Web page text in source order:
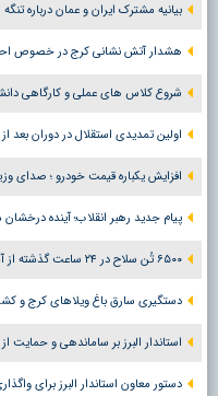
بیانیه مشترک ایران و عمان درباره
هشدار آتش نشانی کرج در خصوص
شروع کلاس های عملی و کارگاهی
اولین تمدیدی استقلال در دوران
افزایش یکباره قیمت خودرو ؛ صدای
پیام جدید رهبر انقلاب؛ آینده
۶۵۰۰ تُن سلاح در ۲۴ ساعت گذشته از آمریکا به اسرائیل ارسال شد
دستگیری سارق باغ ویلاهای کرج و کشف ۵۶ فقره
استاندار البرز بر ساماندهی و
دستور معاون استاندار البرز برای واگذاری ۴۳۰۰ واحد مسکونی در